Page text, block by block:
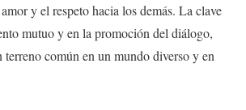
y el respeto hacia los demás. La clave
mutuo y en la promoción del diálogo,
terreno común en un mundo diverso y en